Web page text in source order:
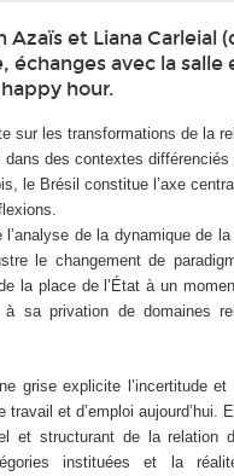
Azaïs et Liana Carleial
échanges avec la salle
hour.
sur les transformations de la
dans des contextes
le Brésil constitue l’axe
l’analyse de la dynamique de
le changement de
la place de l’État à un
à sa privation de domaines
grise explicite l’incertitude et
travail et d’emploi aujourd’hui.
et structurant de la relation
instituées et la